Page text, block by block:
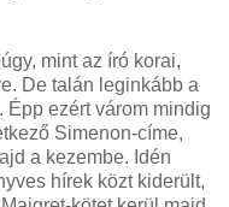
mint az író korai,
De talán leginkább a
Épp ezért várom mindig
Simenon-címe,
a kezembe. Idén
hírek közt kiderült,